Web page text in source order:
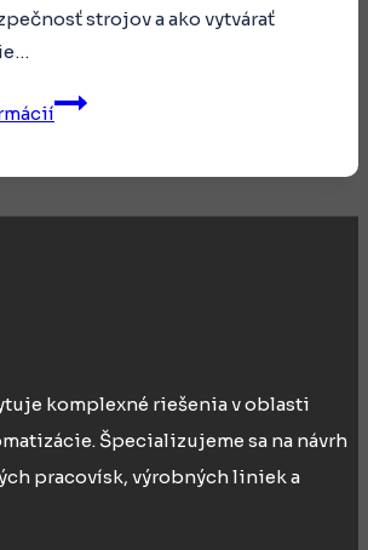
strojov a ako vytvárať
Školenie
komplexné riešenia v oblasti
Špecializujeme sa na návrh
pracovísk, výrobných liniek a